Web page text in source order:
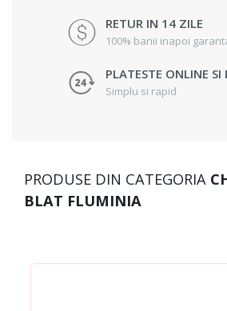
RETUR IN 14 ZILE
100% banii inapoi
PLATESTE ONLINE SI
Simplu si rapid
PRODUSE DIN CATEGORIA
BLAT FLUMINIA